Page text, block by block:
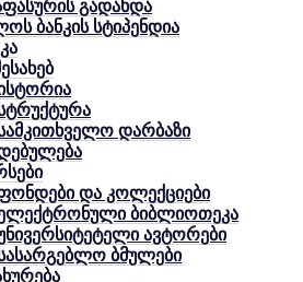
გადახდა
ბანკის სტიპენდია
დარბაზი
და კოლექციები
ბიბლიოთეკა
ავტორები
ბმულები